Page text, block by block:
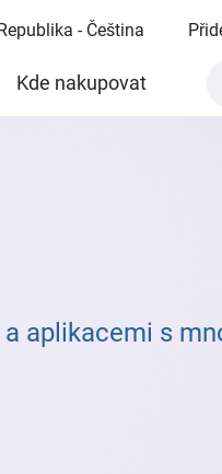
- Čeština
Kde nakupovat
aplikacemi s